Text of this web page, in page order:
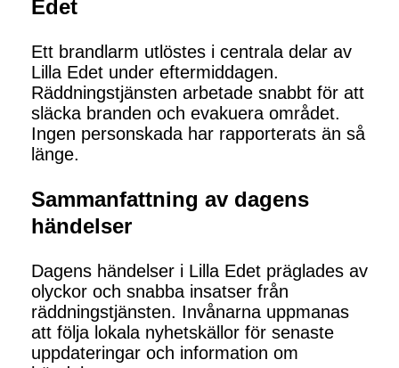
Edet
Ett brandlarm utlöstes i centrala delar av
Lilla Edet under eftermiddagen.
Räddningstjänsten arbetade snabbt för att
släcka branden och evakuera området.
Ingen personskada har rapporterats än så
länge.
Sammanfattning av dagens
händelser
Dagens händelser i Lilla Edet präglades av
olyckor och snabba insatser från
räddningstjänsten. Invånarna uppmanas
att följa lokala nyhetskällor för senaste
uppdateringar och information om